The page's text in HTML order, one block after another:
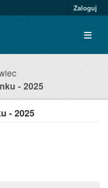
Zaloguj
- 2025
- 2025